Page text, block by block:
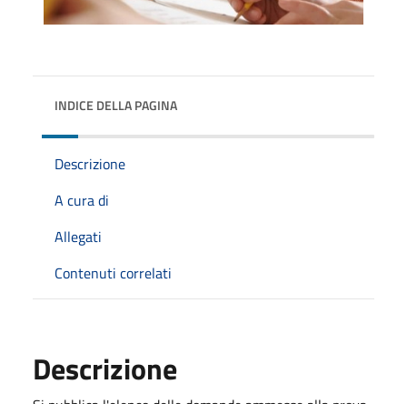
INDICE DELLA PAGINA
Descrizione
A cura di
Allegati
Contenuti correlati
Descrizione